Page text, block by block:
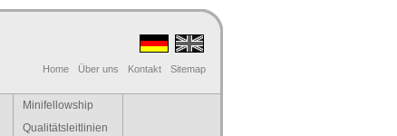
Home Über uns Kontakt Sitemap
Minifellowship
Qualitätsleitlinien